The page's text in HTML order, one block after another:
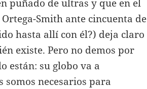
puñado de ultras y que en el
Smith ante cincuenta de
hasta allí con él?) deja claro
existe. Pero no demos por
están: su globo va a
somos necesarios para